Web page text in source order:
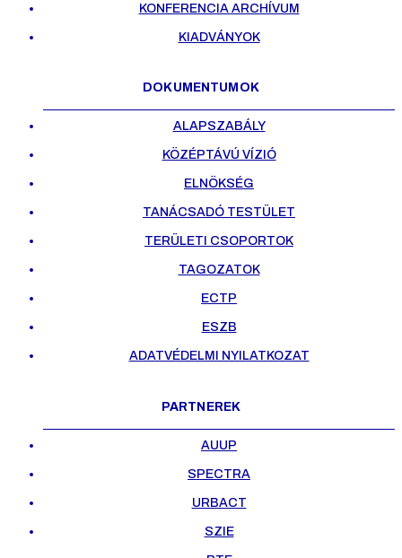
KONFERENCIA ARCHÍVUM
KIADVÁNYOK
DOKUMENTUMOK
ALAPSZABÁLY
KÖZÉPTÁVÚ VÍZIÓ
ELNÖKSÉG
TANÁCSADÓ TESTÜLET
TERÜLETI CSOPORTOK
TAGOZATOK
ECTP
ESZB
ADATVÉDELMI NYILATKOZAT
PARTNEREK
AUUP
SPECTRA
URBACT
SZIE